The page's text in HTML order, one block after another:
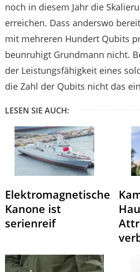
noch in diesem Jahr die
erreichen. Dass anderswo
mit mehreren Hundert Qubits
beunruhigt Grundmann nicht.
der Leistungsfähigkeit eines
die Zahl der Qubits nicht das
LESEN SIE AUCH:
Elektromagnetische
Kanone ist
serienreif